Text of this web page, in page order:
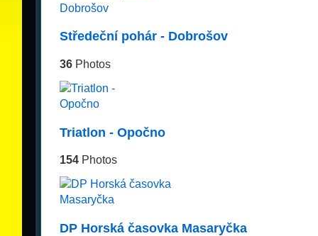
Středeční pohár - Dobrošov
36Photos
Triatlon - Opočno
154Photos
DP Horská časovka Masaryčka